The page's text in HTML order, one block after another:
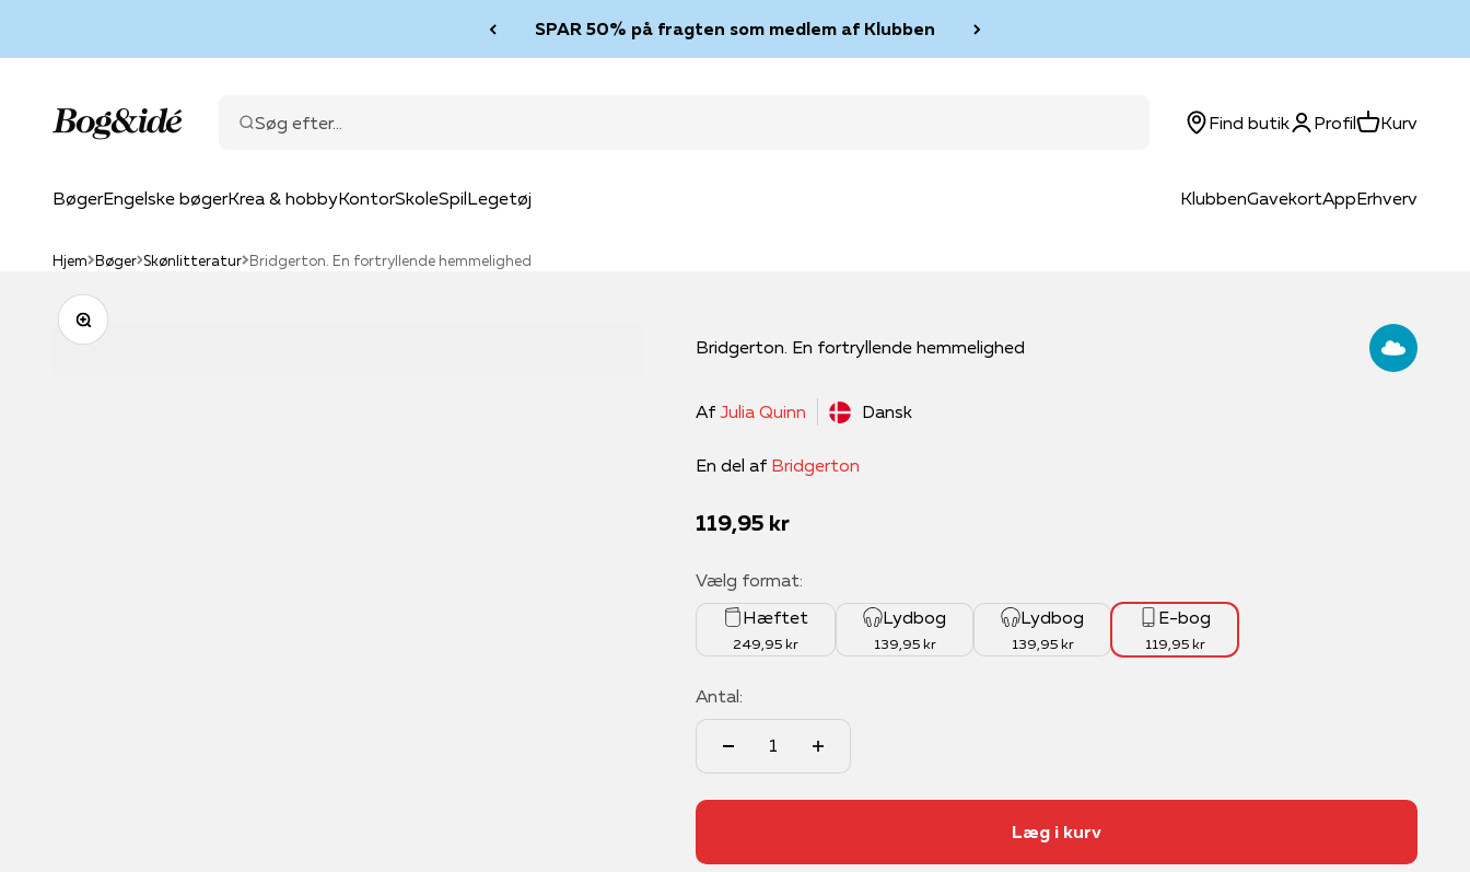
SPAR 50% på fragten som medlem af Klubben
BøgerEngelske bøgerKrea & hobbyKontorSkoleSpilLegetøj KlubbenGavekortAppErhverv
Søg efter...
Bog & idé Find butikLog ind
ProfilKurvKurv
Hjem Bøger Skønlitteratur Bridgerton. En fortryllende hemmelighed
Zoom
Bridgerton. En fortryllende hemmelighed
Af Julia Quinn Dansk
En del af Bridgerton
Salgspris
119,95 kr
Vælg format:
Hæftet
249,95 kr
Lydbog
139,95 kr
Lydbog
139,95 kr
E-bog
119,95 kr
Antal:
Læg i kurv